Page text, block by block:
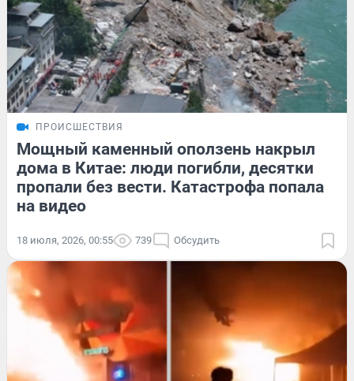
ПРОИСШЕСТВИЯ
Мощный каменный оползень накрыл
дома в Китае: люди погибли, десятки
пропали без вести. Катастрофа попала
на видео
18 июля, 2026, 00:55 739 Обсудить